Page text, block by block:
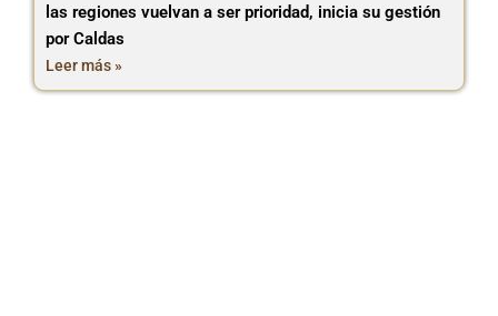
las regiones vuelvan a ser prioridad, inicia su gestión
por Caldas
Leer más »